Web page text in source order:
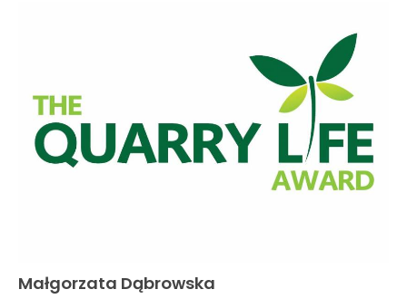
Małgorzata Dąbrowska